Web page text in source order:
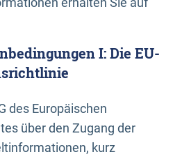
I: Die EU-
des Europäischen
über den Zugang der
kurz